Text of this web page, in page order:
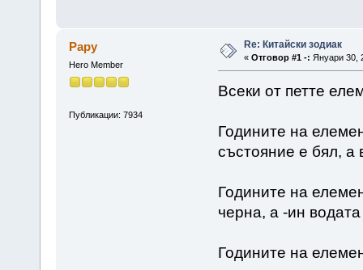
Papy
Hero Member
Публикации: 7934
Re: Китайски зодиак
« Отговор #1 -: Януари 30,
Всеки от петте
Годините на
състояние е бял,
Годините на
черна, а -ин
Годините на